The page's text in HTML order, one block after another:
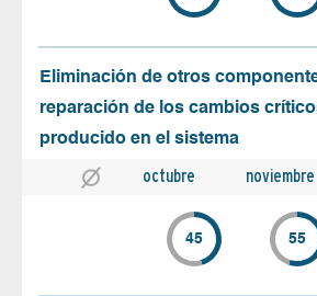
Eliminación de otros
reparación de los cambios
producido en el sistema
octubre noviembre
45 55